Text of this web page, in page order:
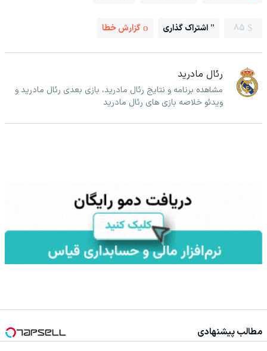
85 اشتراک گذاری گزارش خطا
رئال مادرید
مشاهده برنامه و نتایج رئال مادرید، بازی بعدی رئال مادرید و
ویدئو خلاصه بازی های رئال مادرید
مطالب پیشنهادی